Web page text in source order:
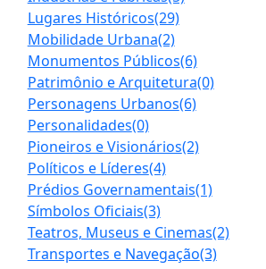
Lugares Históricos(29)
Mobilidade Urbana(2)
Monumentos Públicos(6)
Patrimônio e Arquitetura(0)
Personagens Urbanos(6)
Personalidades(0)
Pioneiros e Visionários(2)
Políticos e Líderes(4)
Prédios Governamentais(1)
Símbolos Oficiais(3)
Teatros, Museus e Cinemas(2)
Transportes e Navegação(3)